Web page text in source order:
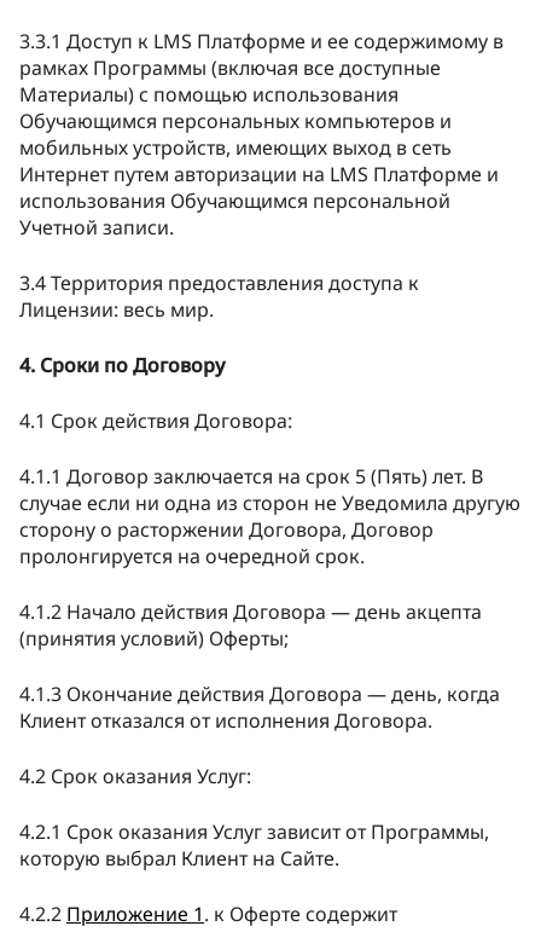
3.3.1 Доступ к LMS Платформе и ее содержимому в
рамках Программы (включая все доступные
Материалы) с помощью использования
Обучающимся персональных компьютеров и
мобильных устройств, имеющих выход в сеть
Интернет путем авторизации на LMS Платформе и
использования Обучающимся персональной
Учетной записи.
3.4 Территория предоставления доступа к
Лицензии: весь мир.
4. Сроки по Договору
4.1 Срок действия Договора:
4.1.1 Договор заключается на срок 5 (Пять) лет. В
случае если ни одна из сторон не Уведомила другую
сторону о расторжении Договора, Договор
пролонгируется на очередной срок.
4.1.2 Начало действия Договора — день акцепта
(принятия условий) Оферты;
4.1.3 Окончание действия Договора — день, когда
Клиент отказался от исполнения Договора.
4.2 Срок оказания Услуг:
4.2.1 Срок оказания Услуг зависит от Программы,
которую выбрал Клиент на Сайте.
4.2.2 Приложение 1. к Оферте содержит